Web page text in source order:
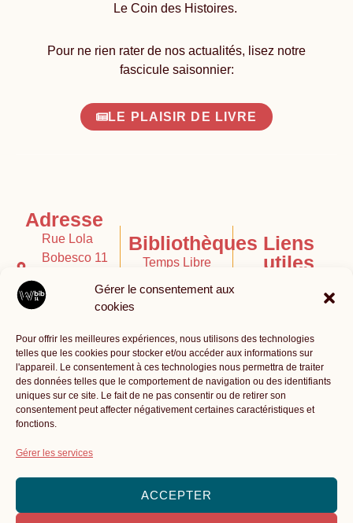
Gérer le consentement aux
cookies
Pour offrir les meilleures expériences, nous utilisons des technologies
telles que les cookies pour stocker et/ou accéder aux informations sur
l'appareil. Le consentement à ces technologies nous permettra de traiter
des données telles que le comportement de navigation ou des identifiants
uniques sur ce site. Le fait de ne pas consentir ou de retirer son
consentement peut affecter négativement certaines caractéristiques et
fonctions.
Gérer les services
ACCEPTER
Le Coin des Histoires.
Pour ne rien rater de nos actualités, lisez notre
fascicule saisonnier:
LE PLAISIR DE LIVRE
Adresse
Rue Lola
Bobesco 11
Bruxelles
02 772 47
58
info@biblio1200.be
Bibliothèques
Temps Libre
Le Coin des
Bibliothèque
numérique -
Numilog
Liens
utiles
Infos pratiques
Politique de
confidentialité